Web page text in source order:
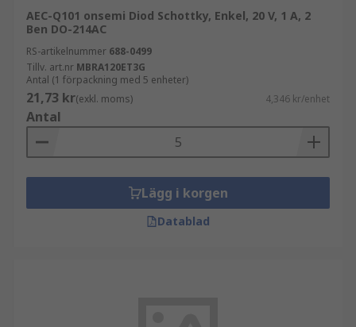
AEC-Q101 onsemi Diod Schottky, Enkel, 20 V, 1 A, 2
Ben DO-214AC
RS-artikelnummer 688-0499
Tillv. art.nr MBRA120ET3G
Antal (1 förpackning med 5 enheter)
21,73 kr(exkl. moms) 4,346 kr/enhet
Antal
Lägg i korgen
Datablad